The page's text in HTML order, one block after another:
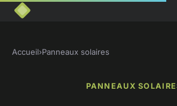
Accueil›Panneaux solaires
PANNEAUX